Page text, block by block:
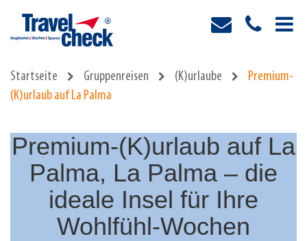
Startseite Gruppenreisen (K)urlaube
Premium-
(K)urlaub auf La Palma
Premium-(K)urlaub auf La
Palma, La Palma – die
ideale Insel für Ihre
Wohlfühl-Wochen